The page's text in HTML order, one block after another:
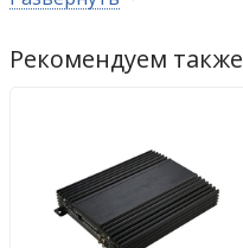
Цвет усилителя
Рекомендуем также